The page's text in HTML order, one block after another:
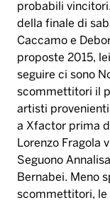
probabili
della finale di
Caccamo e
proposte 2015,
seguire ci sono
scommettitori il
artisti
a Xfactor prima
Lorenzo Fragola
Seguono
Bernabei. Meno
scommettitori, le